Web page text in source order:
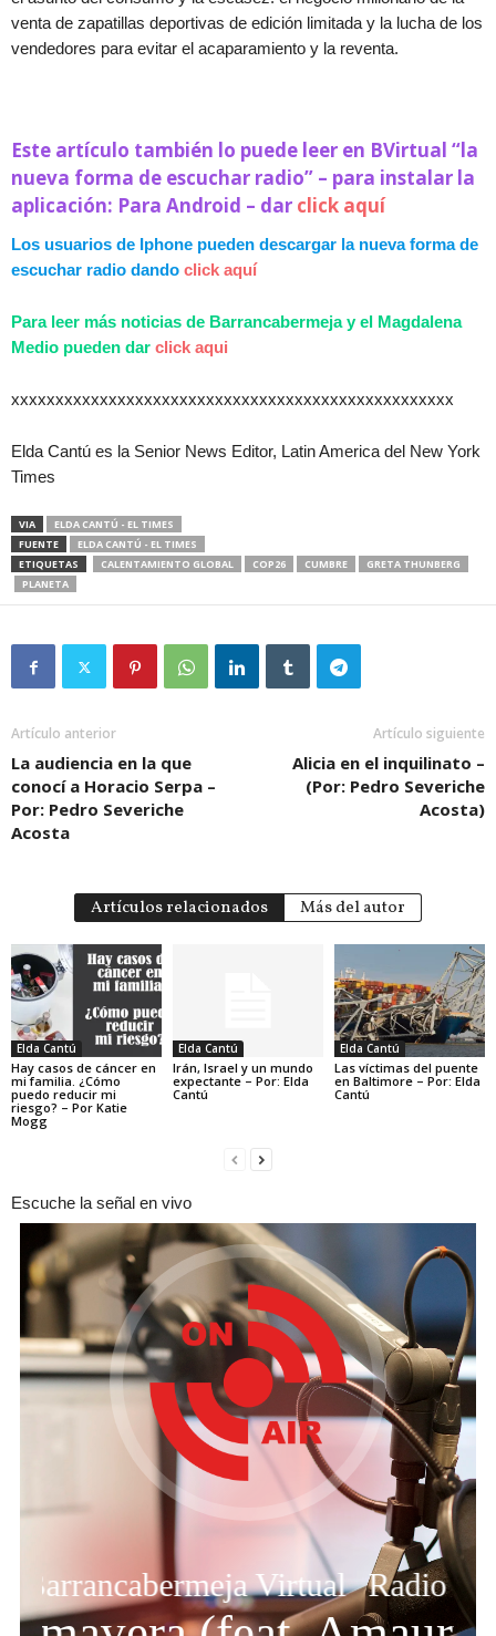
venta de zapatillas deportivas de edición limitada y la lucha de los
vendedores para evitar el acaparamiento y la reventa.
Este artículo también lo puede leer en BVirtual “la
nueva forma de escuchar radio” – para instalar la
aplicación: Para Android – dar click aquí
Los usuarios de Iphone pueden descargar la nueva forma de
escuchar radio dando click aquí
Para leer más noticias de Barrancabermeja y el Magdalena
Medio pueden dar click aqui
xxxxxxxxxxxxxxxxxxxxxxxxxxxxxxxxxxxxxxxxxxxxxxxxxx
Elda Cantú es la Senior News Editor, Latin America del New York
Times
VIA
ELDA CANTÚ - EL TIMES
FUENTE
ELDA CANTÚ - EL TIMES
ETIQUETAS
CALENTAMIENTO GLOBAL COP26 CUMBRE
GRETA THUNBERG
PLANETA
Artículo anterior
La audiencia en la que
conocí a Horacio Serpa –
Por: Pedro Severiche
Acosta
Artículo siguiente
Alicia en el inquilinato –
(Por: Pedro Severiche
Acosta)
Artículos relacionados Más del autor
Elda Cantú
Hay casos de cáncer en
mi familia. ¿Cómo
puedo reducir mi
riesgo? – Por Katie
Mogg
Elda Cantú
Irán, Israel y un mundo
expectante – Por: Elda
Cantú
Elda Cantú
Las víctimas del puente
en Baltimore – Por: Elda
Cantú
Escuche la señal en vivo